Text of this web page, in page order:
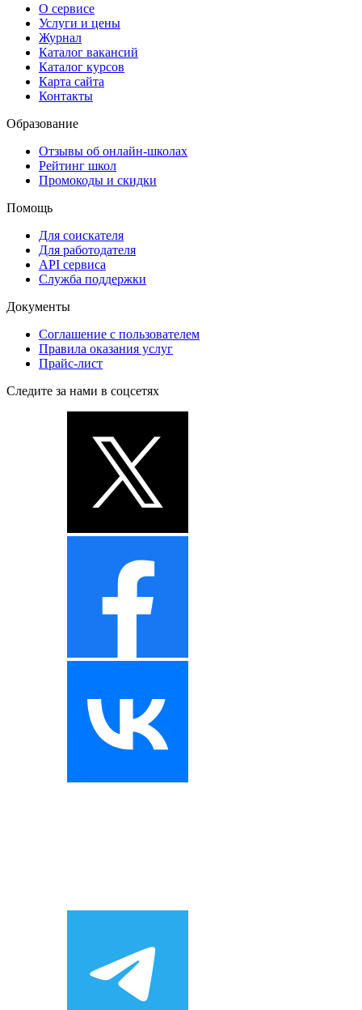
О сервисе
Услуги и цены
Журнал
Каталог вакансий
Каталог курсов
Карта сайта
Контакты
Образование
Отзывы об онлайн-школах
Рейтинг школ
Промокоды и скидки
Помощь
Для соискателя
Для работодателя
API сервиса
Служба поддержки
Документы
Соглашение с пользователем
Правила оказания услуг
Прайс-лист
Следите за нами в соцсетях